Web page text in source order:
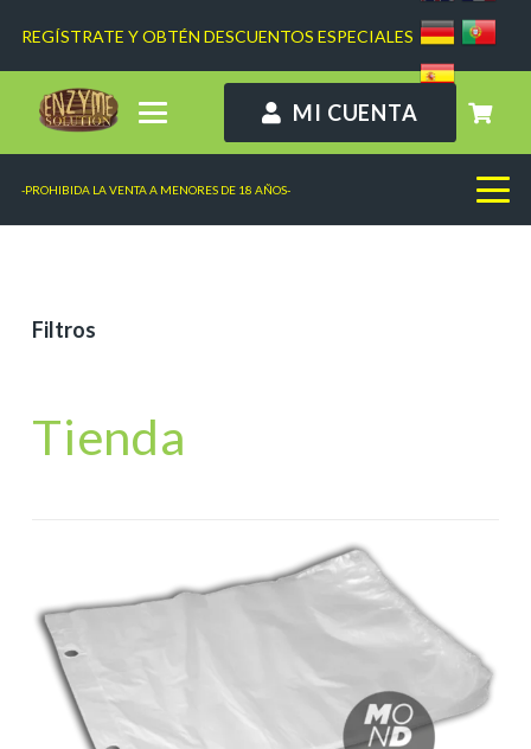
REGÍSTRATE Y OBTÉN DESCUENTOS ESPECIALES
MI CUENTA
-PROHIBIDA LA VENTA A MENORES DE 18 AÑOS-
Filtros
Tienda